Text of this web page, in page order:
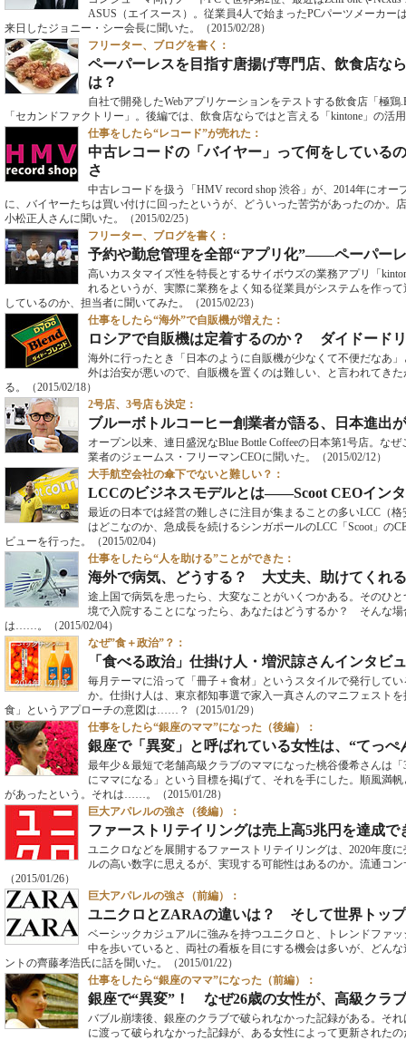
ASUS（エイスース）。従業員4人で始まったPCパーツメーカー
来日したジョニー・シー会長に聞いた。
（2015/02/28）
フリーター、ブログを書く：
ペーパーレスを目指す唐揚げ専門店、飲食店な
は？
自社で開発したWebアプリケーションをテストする飲食店「極
「セカンドファクトリー」。後編では、飲食店ならではと言える「kintone」の活
仕事をしたら“レコード”が売れた：
中古レコードの「バイヤー」って何をしている
さ
中古レコードを扱う「HMV record shop 渋谷」が、2014年にオ
に、バイヤーたちは買い付けに回ったというが、どういった苦労があったのか。
小松正人さんに聞いた。
（2015/02/25）
フリーター、ブログを書く：
予約や勤怠管理を全部“アプリ化”――ペーパー
高いカスタマイズ性を特長とするサイボウズの業務アプリ「
れるというが、実際に業務をよく知る従業員がシステムを作っ
しているのか、担当者に聞いてみた。
（2015/02/23）
仕事をしたら“海外”で自販機が増えた：
ロシアで自販機は定着するのか？ ダイドード
海外に行ったとき「日本のように自販機が少なくて不便だなあ
外は治安が悪いので、自販機を置くのは難しい、と言われてき
る。
（2015/02/18）
2号店、3号店も決定：
ブルーボトルコーヒー創業者が語る、日本進出
オープン以来、連日盛況なBlue Bottle Coffeeの日本第1号店。な
業者のジェームス・フリーマンCEOに聞いた。
（2015/02/12）
大手航空会社の傘下でないと難しい？：
LCCのビジネスモデルとは――Scoot CEOイン
最近の日本では経営の難しさに注目が集まることの多いLCC（
はどこなのか、急成長を続けるシンガポールのLCC「Scoot」の
ビューを行った。
（2015/02/04）
仕事をしたら“人を助ける”ことができた：
海外で病気、どうする？ 大丈夫、助けてくれ
途上国で病気を患ったら、大変なことがいくつかある。そのひ
境で入院することになったら、あなたはどうするか？ そんな
は……。
（2015/02/04）
なぜ”食＋政治”？：
「食べる政治」仕掛け人・増沢諒さんインタビ
毎月テーマに沿って「冊子＋食材」というスタイルで発行して
か。仕掛け人は、東京都知事選で家入一真さんのマニフェスト
食」というアプローチの意図は……？
（2015/01/29）
仕事をしたら“銀座のママ”になった（後編）：
銀座で「異変」と呼ばれている女性は、“てっぺ
最年少＆最短で老舗高級クラブのママになった桃谷優希さんは
にママになる」という目標を掲げて、それを手にした。順風満
があったという。それは……。
（2015/01/28）
巨大アパレルの強さ（後編）：
ファーストリテイリングは売上高5兆円を達成で
ユニクロなどを展開するファーストリテイリングは、2020年度
ルの高い数字に思えるが、実現する可能性はあるのか。流通コ
（2015/01/26）
巨大アパレルの強さ（前編）：
ユニクロとZARAの違いは？ そして世界トッ
ベーシックカジュアルに強みを持つユニクロと、トレンドファ
中を歩いていると、両社の看板を目にする機会は多いが、どん
ントの齊藤孝浩氏に話を聞いた。
（2015/01/22）
仕事をしたら“銀座のママ”になった（前編）：
銀座で“異変”！ なぜ26歳の女性が、高級クラ
バブル崩壊後、銀座のクラブで破られなかった記録がある。そ
に渡って破られなかった記録が、ある女性によって更新された